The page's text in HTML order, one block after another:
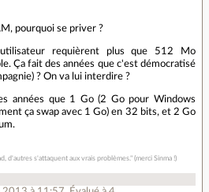
pourquoi se priver ?
requièrent plus que 512 Mo
Ça fait des années que c'est démocratisé
? On va lui interdire ?
années que 1 Go (2 Go pour Windows
ça swap avec 1 Go) en 32 bits, et 2 Go
d'autres s'attaquent aux vrais problèmes." (merci Sinma !)